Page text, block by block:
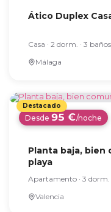
Ático Duplex
Casa · 2 dorm. · 3 baños
Málaga
Desde95 €/noche
Planta baja, bien
playa
Apartamento · 3 dorm.
Valencia